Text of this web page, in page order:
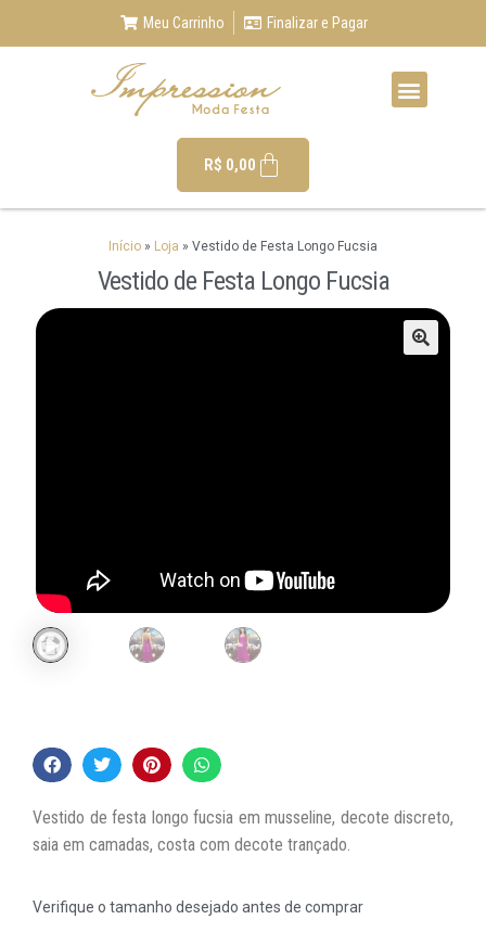
Meu Carrinho Finalizar e Pagar
R$ 0,00
Início » Loja » Vestido de Festa Longo Fucsia
Vestido de Festa Longo Fucsia
Vestido de festa longo fucsia em musseline, decote discreto,
saia em camadas, costa com decote trançado.
Verifique o tamanho desejado antes de comprar